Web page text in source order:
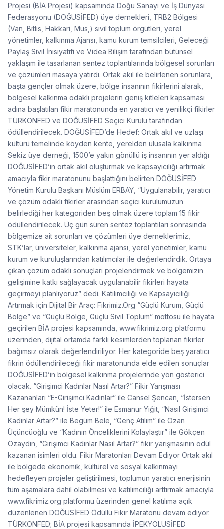
Projesi (BİA Projesi) kapsamında Doğu Sanayi ve İş Dünyası
Federasyonu (DOĞUSİFED) üye dernekleri, TRB2 Bölgesi
(Van, Bitlis, Hakkari, Mus¸) sivil toplum örgütleri, yerel
yönetimler, kalkınma Ajansı, kamu kurum temsilcileri, Geleceği
Paylaş Sivil İnisiyatifi ve Videa Bilişim tarafından bütünsel
yaklaşım ile tasarlanan sentez toplantılarında bölgesel sorunları
ve çözümleri masaya yatırdı. Ortak akıl ile belirlenen sorunlara,
başta gençler olmak üzere, bölge insanının fikirlerini alarak,
bölgesel kalkınma odaklı projelerin geniş kitleleri kapsaması
adına başlatılan fikir maratonunda en yaratıcı ve yenilikçi fikirler
TÜRKONFED ve DOĞUSİFED Seçici Kurulu tarafından
ödüllendirilecek. DOĞUSİFED’de Hedef: Ortak akıl ve uzlaşı
kültürü temelinde köyden kente, yerelden ulusala kalkınma
Sekiz üye derneği, 1500’e yakın gönüllü iş insanının yer aldığı
DOĞUSİFED’in ortak akıl oluşturmak ve kapsayıcılığı artırmak
amacıyla fikir maratonunu başlattığını belirten DOĞUSİFED
Yönetim Kurulu Başkanı Müslüm ERBAY, “Uygulanabilir, yaratıcı
ve çözüm odaklı fikirler arasından seçici kurulumuzun
belirlediği her kategoriden beş olmak üzere toplam 15 fikir
ödüllendirilecek. Üç gün süren sentez toplantıları sonrasında
bölgemize ait sorunları ve çözümleri üye derneklerimiz,
STK’lar, üniversiteler, kalkınma ajansı, yerel yönetimler, kamu
kurum ve kuruluşlarından katılımcılar ile değerlendirdik. Ortaya
çıkan çözüm odaklı sonuçları projelendirmek ve bölgemizin
gelişimine katkı sağlayacak uygulanabilir fikirleri hayata
geçirmeyi planlıyoruz” dedi. Katılımcılığı ve Kapsayıcılığı
Artırmak için Dijital Bir Araç: Fikrimiz.Org “Güçlü Kurum, Güçlü
Bölge” ve “Güçlü Bölge, Güçlü Sivil Toplum” mottosu ile hayata
geçirilen BİA projesi kapsamında, www.fikrimiz.org platformu
üzerinden, dijital ortamda farklı kesimlerden toplanan fikirler
bağımsız olarak değerlendiriliyor. Her kategoride beş yaratıcı
fikrin ödüllendirileceği fikir maratonunda elde edilen sonuçlar
DOĞUSİFED’in bölgesel kalkınma projelerinde yön gösterici
olacak. “Girişimci Kadınlar Nasıl Artar?” Fikir Yarışması
Kazananları “E-Girişimci Kadınlar” ile Cansel Şencan, “İstersen
Her şey Mümkün! İste Yeter!” ile Esmanur Yiğit, “Nasıl Girişimci
Kadınlar Artar?” ile Begüm Bele, “Genç Atılım” ile Ozan
Üçüncüoğlu ve “Kadının Önceliklerini Kolaylaştır” ile Gökçen
Özaydın, “Girişimci Kadınlar Nasıl Artar?” fikir yarışmasının ödül
kazanan isimleri oldu. Fikir Maratonları Devam Ediyor Ortak akıl
ile bölgede ekonomik, kültürel ve sosyal kalkınmayı
hedefleyen projeler geliştirilmesi, toplumun yaratıcı enerjisinin
tüm aşamalara dahil olabilmesi ve katılımcılığı arttırmak amacıyla
www.fikrimiz.org platformu üzerinden genel katılıma açık
düzenlenen DOĞUSİFED Ödüllü Fikir Maratonu devam ediyor.
TÜRKONFED; BİA projesi kapsamında İPEKYOLUSİFED